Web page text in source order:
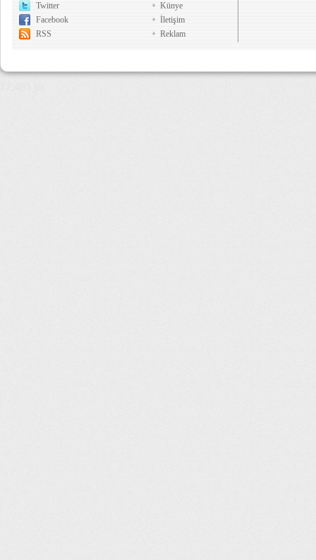
Twitter
Facebook
RSS
Künye
İletişim
Reklam